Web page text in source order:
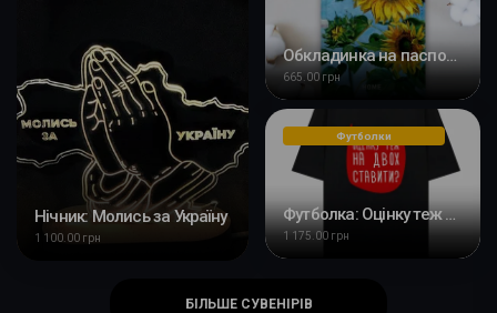
Нічник: Молись за Україну
1 100.00 грн
Обкладинка на паспорт: Соняшники
665.00 грн
Футболки
Футболка: Оцінку теж на двох ставити?
1 175.00 грн
БІЛЬШЕ СУВЕНІРІВ